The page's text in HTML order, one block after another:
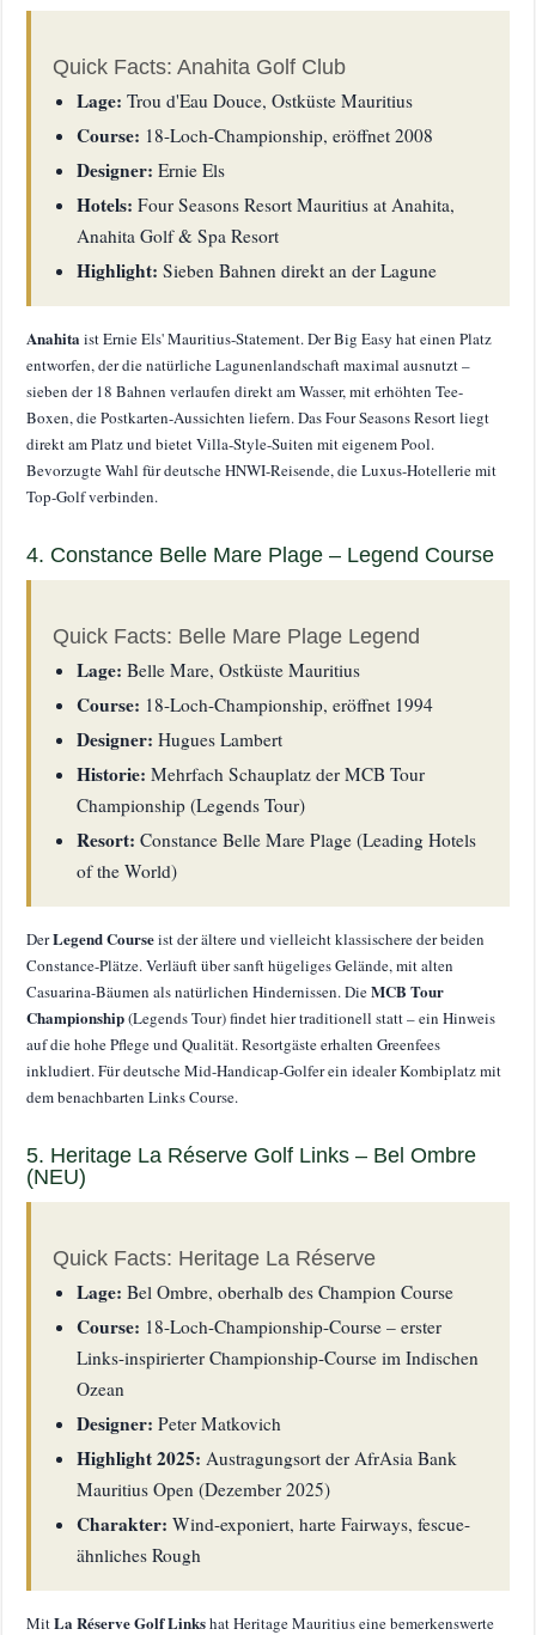
Quick Facts: Anahita Golf Club
Lage: Trou d'Eau Douce, Ostküste Mauritius
Course: 18-Loch-Championship, eröffnet 2008
Designer: Ernie Els
Hotels: Four Seasons Resort Mauritius at Anahita,
Anahita Golf & Spa Resort
Highlight: Sieben Bahnen direkt an der Lagune
Anahitaist Ernie Els' Mauritius-Statement. Der Big Easy hat einen Platz
entworfen, der die natürliche Lagunenlandschaft maximal ausnutzt –
sieben der 18 Bahnen verlaufen direkt am Wasser, mit erhöhten Tee-
Boxen, die Postkarten-Aussichten liefern. Das Four Seasons Resort liegt
direkt am Platz und bietet Villa-Style-Suiten mit eigenem Pool.
Bevorzugte Wahl für deutsche HNWI-Reisende, die Luxus-Hotellerie mit
Top-Golf verbinden.
4. Constance Belle Mare Plage – Legend Course
Quick Facts: Belle Mare Plage Legend
Lage: Belle Mare, Ostküste Mauritius
Course: 18-Loch-Championship, eröffnet 1994
Designer: Hugues Lambert
Historie: Mehrfach Schauplatz der MCB Tour
Championship (Legends Tour)
Resort: Constance Belle Mare Plage (Leading Hotels
of the World)
DerLegend Courseist der ältere und vielleicht klassischere der beiden
Constance-Plätze. Verläuft über sanft hügeliges Gelände, mit alten
Casuarina-Bäumen als natürlichen Hindernissen. DieMCB Tour
Championship(Legends Tour) findet hier traditionell statt – ein Hinweis
auf die hohe Pflege und Qualität. Resortgäste erhalten Greenfees
inkludiert. Für deutsche Mid-Handicap-Golfer ein idealer Kombiplatz mit
dem benachbarten Links Course.
5. Heritage La Réserve Golf Links – Bel Ombre
(NEU)
Quick Facts: Heritage La Réserve
Lage: Bel Ombre, oberhalb des Champion Course
Course: 18-Loch-Championship-Course – erster
Links-inspirierter Championship-Course im Indischen
Ozean
Designer: Peter Matkovich
Highlight 2025: Austragungsort der AfrAsia Bank
Mauritius Open (Dezember 2025)
Charakter: Wind-exponiert, harte Fairways, fescue-
ähnliches Rough
MitLa Réserve Golf Linkshat Heritage Mauritius eine bemerkenswerte